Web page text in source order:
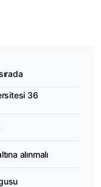
36
alınmalı